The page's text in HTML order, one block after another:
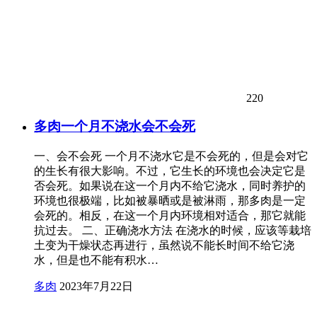
220
多肉一个月不浇水会不会死
一、会不会死 一个月不浇水它是不会死的，但是会对它
的生长有很大影响。不过，它生长的环境也会决定它是
否会死。如果说在这一个月内不给它浇水，同时养护的
环境也很极端，比如被暴晒或是被淋雨，那多肉是一定
会死的。相反，在这一个月内环境相对适合，那它就能
抗过去。 二、正确浇水方法 在浇水的时候，应该等栽培
土变为干燥状态再进行，虽然说不能长时间不给它浇
水，但是也不能有积水…
多肉 2023年7月22日